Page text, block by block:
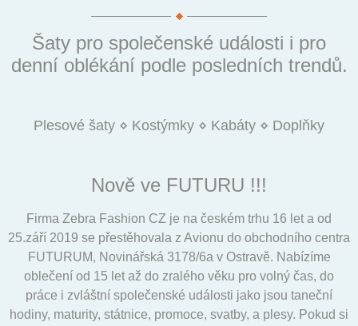
Šaty pro společenské události i pro
denní oblékání podle posledních trendů.
Nově ve FUTURU !!!
Firma Zebra Fashion CZ je na českém trhu 16 let a od
25.září 2019 se přestěhovala z Avionu do obchodního centra
FUTURUM, Novinářská 3178/6a v Ostravě. Nabízíme
oblečení od 15 let až do zralého věku pro volný čas, do
práce i zvláštní společenské události jako jsou taneční
hodiny, maturity, státnice, promoce, svatby, a plesy. Pokud si